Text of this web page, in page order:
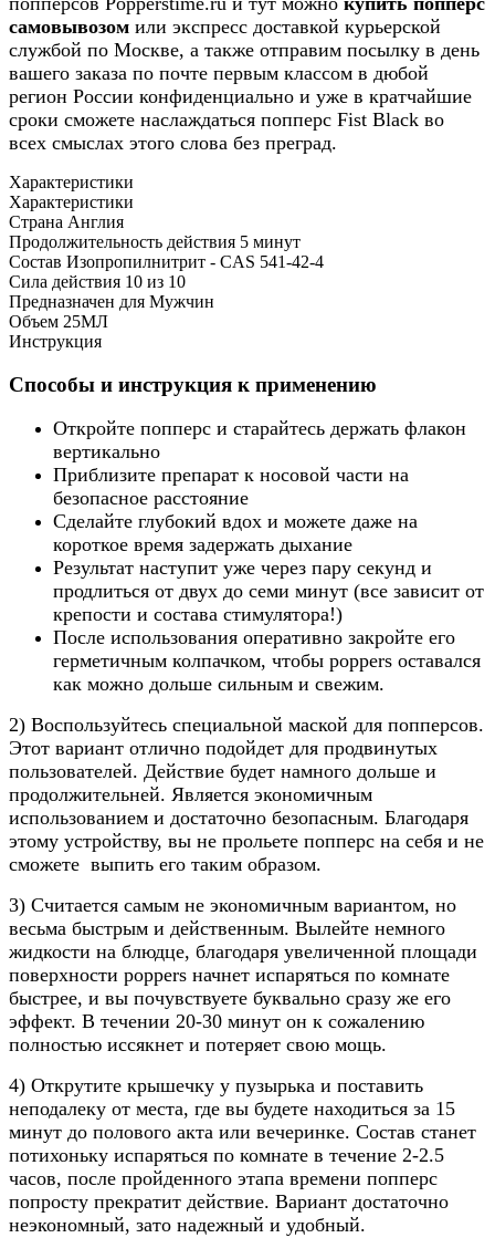
самовывозом или экспресс доставкой курьерской
службой по Москве, а также отправим посылку в день
вашего заказа по почте первым классом в дюбой
регион России конфиденциально и уже в кратчайшие
сроки сможете наслаждаться попперс Fist Black во
всех смыслах этого слова без преград.
Характеристики
Характеристики
Страна Англия
Продолжительность действия 5 минут
Состав Изопропилнитрит - CAS 541-42-4
Сила действия 10 из 10
Предназначен для Мужчин
Объем 25МЛ
Инструкция
Способы и инструкция к применению
Откройте попперс и старайтесь держать флакон
вертикально
Приблизите препарат к носовой части на
безопасное расстояние
Сделайте глубокий вдох и можете даже на
короткое время задержать дыхание
Результат наступит уже через пару секунд и
продлиться от двух до семи минут (все зависит от
крепости и состава стимулятора!)
После использования оперативно закройте его
герметичным колпачком, чтобы poppers оставался
как можно дольше сильным и свежим.
2) Воспользуйтесь специальной маской для попперсов.
Этот вариант отлично подойдет для продвинутых
пользователей. Действие будет намного дольше и
продолжительней. Является экономичным
использованием и достаточно безопасным. Благодаря
этому устройству, вы не прольете попперс на себя и не
сможете выпить его таким образом.
3) Считается самым не экономичным вариантом, но
весьма быстрым и действенным. Вылейте немного
жидкости на блюдце, благодаря увеличенной площади
поверхности poppers начнет испаряться по комнате
быстрее, и вы почувствуете буквально сразу же его
эффект. В течении 20-30 минут он к сожалению
полностью иссякнет и потеряет свою мощь.
4) Открутите крышечку у пузырька и поставить
неподалеку от места, где вы будете находиться за 15
минут до полового акта или вечеринке. Состав станет
потихоньку испаряться по комнате в течение 2-2.5
часов, после пройденного этапа времени попперс
попросту прекратит действие. Вариант достаточно
неэкономный, зато надежный и удобный.